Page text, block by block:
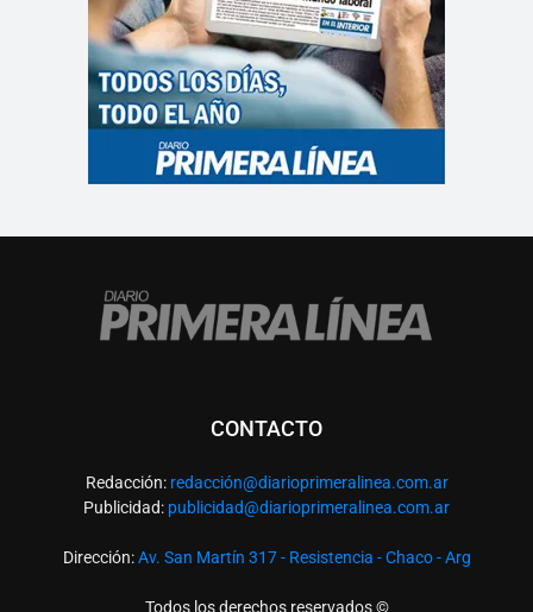
CONTACTO
Redacción: redacción@diarioprimeralinea.com.ar
Publicidad: publicidad@diarioprimeralinea.com.ar
Dirección:Av. San Martín 317 - Resistencia - Chaco - Arg
Todos los derechos reservados ©